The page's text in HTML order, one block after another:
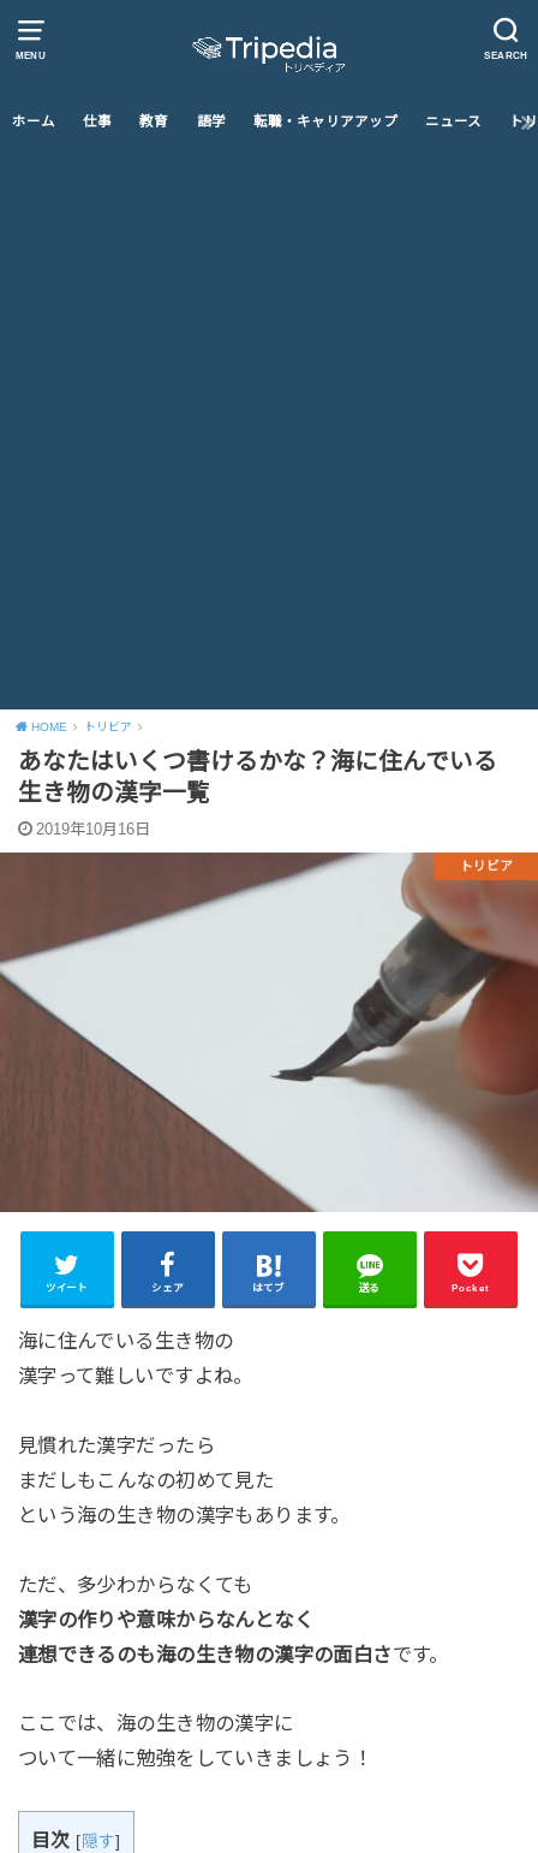
MENU SEARCH
ホーム 仕事 教育 語学 転職・キャリアアップ ニュース ト
HOME トリビア
あなたはいくつ書けるかな？海に住んでいる
生き物の漢字一覧
2019年10月16日
トリビア
ツイート シェア はてブ 送る Pocket
海に住んでいる生き物の
漢字って難しいですよね。
見慣れた漢字だったら
まだしもこんなの初めて見た
という海の生き物の漢字もあります。
ただ、多少わからなくても
漢字の作りや意味からなんとなく
連想できるのも海の生き物の漢字の面白さです。
ここでは、海の生き物の漢字に
ついて一緒に勉強をしていきましょう！
目次 [隠す]